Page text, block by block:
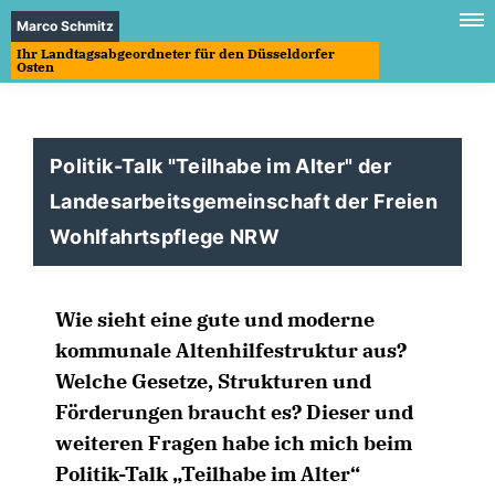
Marco Schmitz
Ihr Landtagsabgeordneter für den Düsseldorfer
Osten
Politik-Talk "Teilhabe im Alter" der
Landesarbeitsgemeinschaft der Freien
Wohlfahrtspflege NRW
Wie sieht eine gute und moderne
kommunale Altenhilfestruktur aus?
Welche Gesetze, Strukturen und
Förderungen braucht es? Dieser und
weiteren Fragen habe ich mich beim
Politik-Talk „Teilhabe im Alter“